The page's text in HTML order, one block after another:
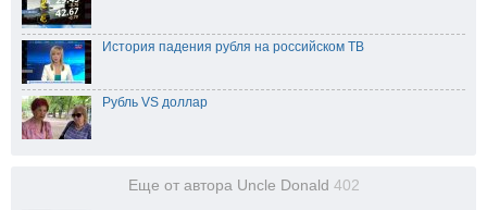
История падения рубля на российском ТВ
Рубль VS доллар
Еще от автора Uncle Donald 402